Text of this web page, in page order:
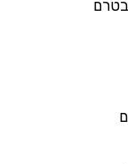
בטרם